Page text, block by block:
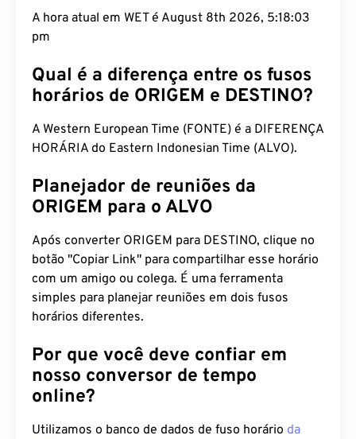
A hora atual em WET é August 8th 2026, 5:18:03
pm
Qual é a diferença entre os fusos
horários de ORIGEM e DESTINO?
A Western European Time (FONTE) é a DIFERENÇA
HORÁRIA do Eastern Indonesian Time (ALVO).
Planejador de reuniões da
ORIGEM para o ALVO
Após converter ORIGEM para DESTINO, clique no
botão "Copiar Link" para compartilhar esse horário
com um amigo ou colega. É uma ferramenta
simples para planejar reuniões em dois fusos
horários diferentes.
Por que você deve confiar em
nosso conversor de tempo
online?
Utilizamos o banco de dados de fuso horário da